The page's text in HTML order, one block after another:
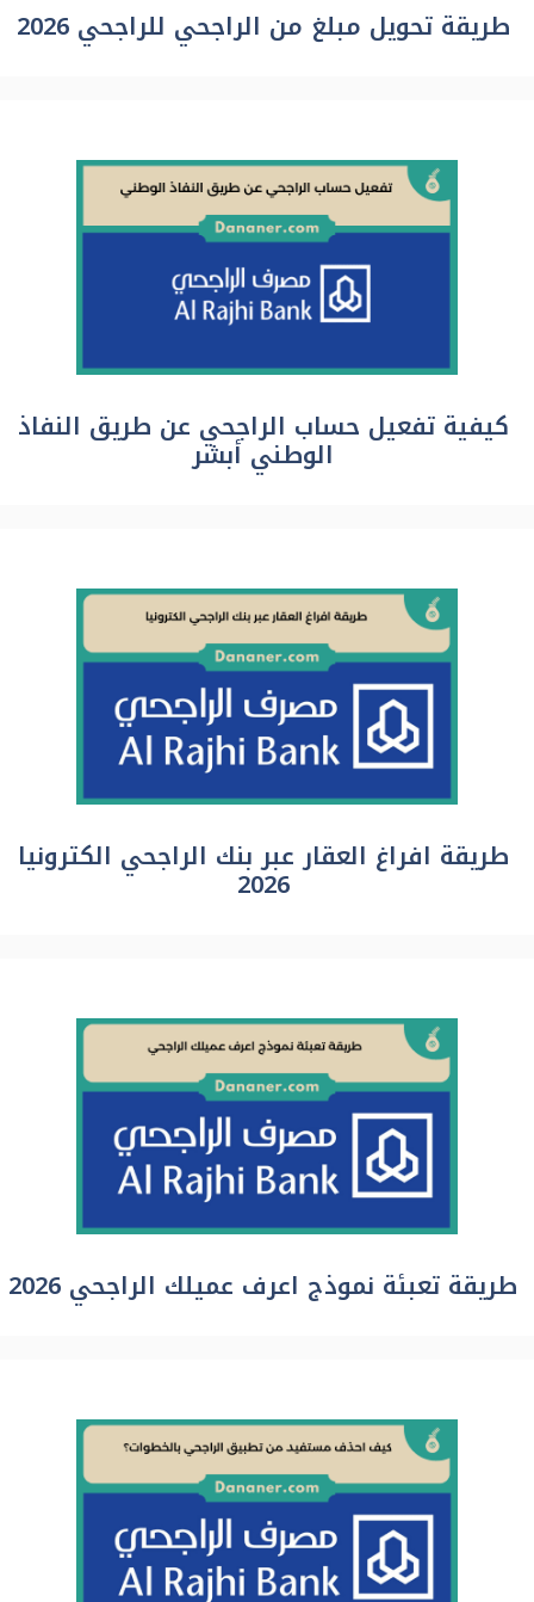
طريقة تحويل مبلغ من الراجحي للراجحي 2026
كيفية تفعيل حساب الراجحي عن طريق النفاذ
الوطني أبشر
طريقة افراغ العقار عبر بنك الراجحي الكترونيا
2026
طريقة تعبئة نموذج اعرف عميلك الراجحي 2026